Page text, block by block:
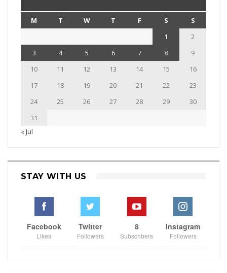
M T W T F S
S
1
2
3
4 5 6 7 8
9
10
11 12 13 14 15
16
17
18 19 20 21 22
23
24
25 26 27 28 29
30
31
« Jul
STAY WITH US
Facebook
Likes
Twitter
Followers
8
Subscribers
Instagram
Followers